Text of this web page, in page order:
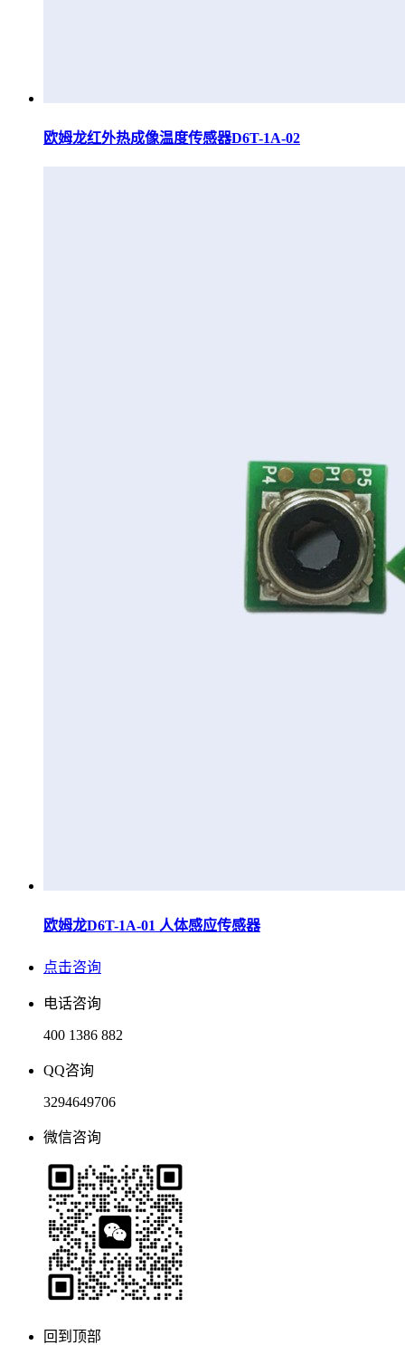
欧姆龙红外热成像温度传感器D6T-1A-02
欧姆龙D6T-1A-01 人体感应传感器
点击咨询
电话咨询
400 1386 882
QQ咨询
3294649706
微信咨询
回到顶部